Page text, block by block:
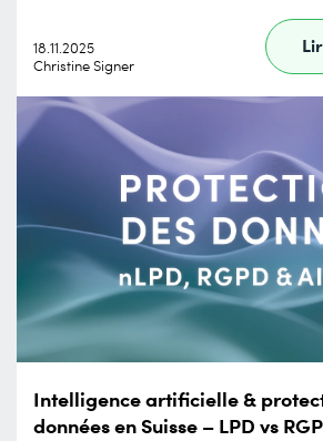
18.11.2025
Christine Signer
Intelligence artificielle &
données en Suisse – LPD vs